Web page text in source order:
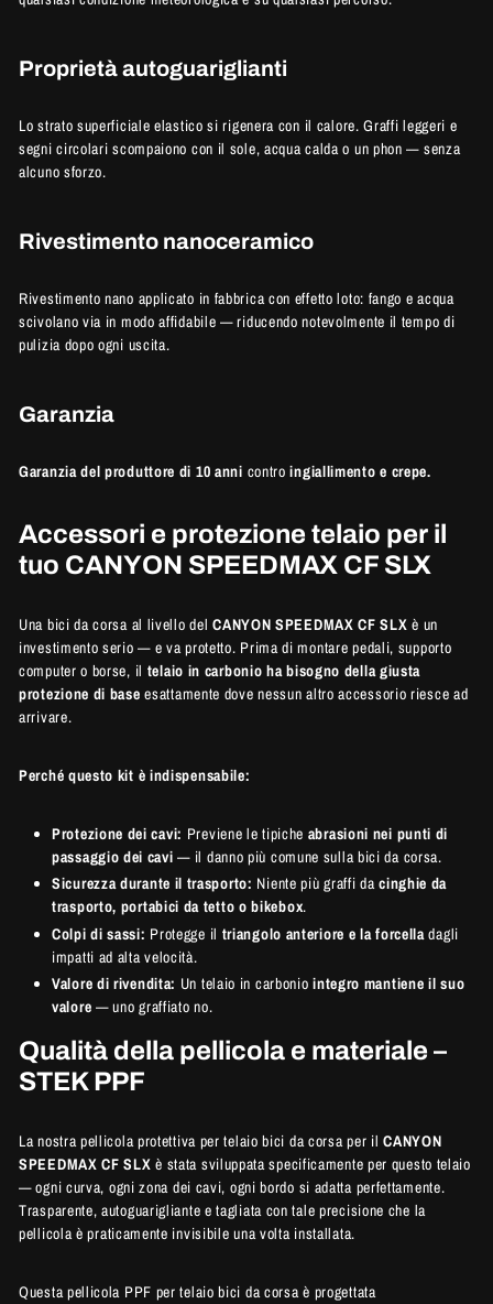
Proprietà autoguariglianti
Lo strato superficiale elastico si rigenera con il calore. Graffi leggeri e
segni circolari scompaiono con il sole, acqua calda o un phon — senza
alcuno sforzo.
Rivestimento nanoceramico
Rivestimento nano applicato in fabbrica con effetto loto: fango e acqua
scivolano via in modo affidabile — riducendo notevolmente il tempo di
pulizia dopo ogni uscita.
Garanzia
Garanzia del produttore di 10 anni controingiallimento e crepe.
Accessori e protezione telaio per il
tuo CANYON SPEEDMAX CF SLX
Una bici da corsa al livello delCANYON SPEEDMAX CF SLX è un
investimento serio — e va protetto. Prima di montare pedali, supporto
computer o borse, il telaio in carbonio ha bisogno della giusta
protezione di base esattamente dove nessun altro accessorio riesce ad
arrivare.
Perché questo kit è indispensabile:
Protezione dei cavi: Previene le tipiche abrasioni nei punti di
passaggio dei cavi — il danno più comune sulla bici da corsa.
Sicurezza durante il trasporto: Niente più graffi dacinghie da
trasporto, portabici da tetto o bikebox.
Colpi di sassi: Protegge il triangolo anteriore e la forcella dagli
impatti ad alta velocità.
Valore di rivendita: Un telaio in carboniointegro mantiene il suo
valore — uno graffiato no.
Qualità della pellicola e materiale –
STEK PPF
La nostra pellicola protettiva per telaio bici da corsa per ilCANYON
SPEEDMAX CF SLX è stata sviluppata specificamente per questo telaio
— ogni curva, ogni zona dei cavi, ogni bordo si adatta perfettamente.
Trasparente, autoguarigliante e tagliata con tale precisione che la
pellicola è praticamente invisibile una volta installata.
Questa pellicola PPF per telaio bici da corsa è progettata